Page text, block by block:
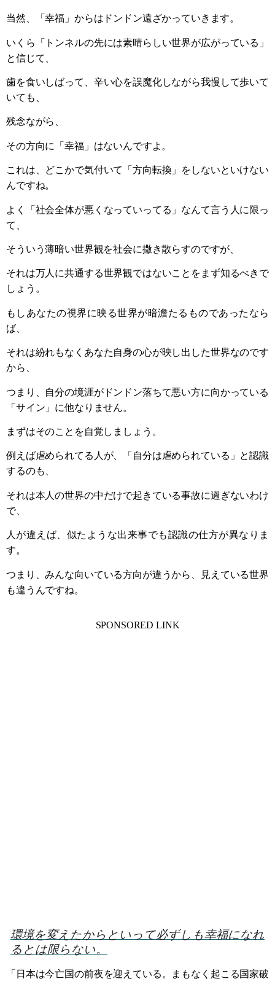
当然、「幸福」からはドンドン遠ざかっていきます。
いくら「トンネルの先には素晴らしい世界が広がっている」
と信じて、
歯を食いしばって、辛い心を誤魔化しながら我慢して歩いて
いても、
残念ながら、
その方向に「幸福」はないんですよ。
これは、どこかで気付いて「方向転換」をしないといけない
んですね。
よく「社会全体が悪くなっていってる」なんて言う人に限っ
て、
そういう薄暗い世界観を社会に撒き散らすのですが、
それは万人に共通する世界観ではないことをまず知るべきで
しょう。
もしあなたの視界に映る世界が暗澹たるものであったなら
ば、
それは紛れもなくあなた自身の心が映し出した世界なのです
から、
つまり、自分の境涯がドンドン落ちて悪い方に向かっている
「サイン」に他なりません。
まずはそのことを自覚しましょう。
例えば虐められてる人が、「自分は虐められている」と認識
するのも、
それは本人の世界の中だけで起きている事故に過ぎないわけ
で、
人が違えば、似たような出来事でも認識の仕方が異なりま
す。
つまり、みんな向いている方向が違うから、見えている世界
も違うんですね。
SPONSORED LINK
環境を変えたからといって必ずしも幸福になれ
るとは限らない。
「日本は今亡国の前夜を迎えている。まもなく起こる国家破